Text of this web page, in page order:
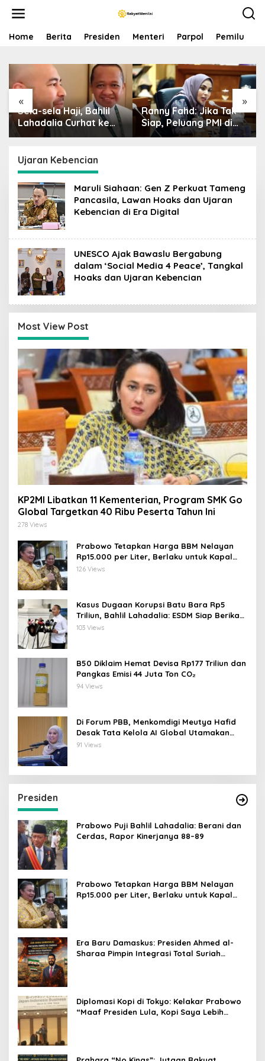
Home Berita Presiden Menteri Parpol Pemilu
« »
Sela-sela Haji, Bahlil
Lahadalia Curhat ke
Raffi Ahmad: Saya
Pencipta Lagu MBG,
Ajak Makan
Ranny Fahd: Jika Tak
Siap, Peluang PMI di
Jepang Bisa Jadi
Ujaran Kebencian
Maruli Siahaan: Gen Z Perkuat Tameng
Pancasila, Lawan Hoaks dan Ujaran
Kebencian di Era Digital
UNESCO Ajak Bawaslu Bergabung
dalam ‘Social Media 4 Peace’, Tangkal
Hoaks dan Ujaran Kebencian
Most View Post
KP2MI Libatkan 11 Kementerian, Program SMK Go
Global Targetkan 40 Ribu Peserta Tahun Ini
278 Views
Prabowo Tetapkan Harga BBM Nelayan
Rp15.000 per Liter, Berlaku untuk Kapal
30-200 GT
126 Views
Kasus Dugaan Korupsi Batu Bara Rp5
Triliun, Bahlil Lahadalia: ESDM Siap Berikan
Data
103 Views
B50 Diklaim Hemat Devisa Rp177 Triliun dan
Pangkas Emisi 44 Juta Ton CO₂
94 Views
Di Forum PBB, Menkomdigi Meutya Hafid
Desak Tata Kelola AI Global Utamakan
Perlindungan Anak
91 Views
Presiden
Prabowo Puji Bahlil Lahadalia: Berani dan
Cerdas, Rapor Kinerjanya 88–89
Prabowo Tetapkan Harga BBM Nelayan
Rp15.000 per Liter, Berlaku untuk Kapal
Era Baru Damaskus: Presiden Ahmed al-
Sharaa Pimpin Integrasi Total Suriah
Diplomasi Kopi di Tokyo: Kelakar Prabowo
“Maaf Presiden Lula, Kopi Saya Lebih